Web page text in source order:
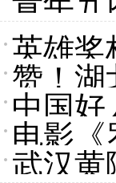
均
英雄奖
赞！湖
中国好
电影《
武汉黄